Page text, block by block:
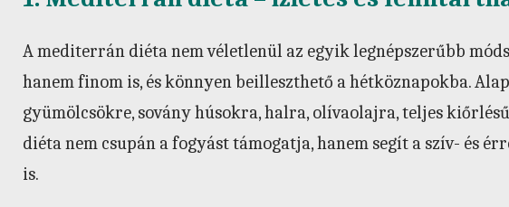
A mediterrán diéta nem véletlenül az egyik legnépszerűbb
hanem finom is, és könnyen beilleszthető a hétköznapokba.
gyümölcsökre, sovány húsokra, halra, olívaolajra, teljes
diéta nem csupán a fogyást támogatja, hanem segít a szív- és
is.